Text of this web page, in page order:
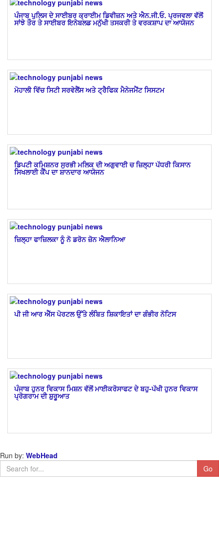
ਪੰਜਾਬ ਪੁਲਿਸ ਦੇ ਸਾਈਬਰ ਕ੍ਰਾਈਮ ਡਿਵੀਜ਼ਨ ਅਤੇ ਐਨ.ਜੀ.ਓ. ਪ੍ਰਜਵਲਾ ਵੱਲੋਂ
ਸਾਂਝੇ ਤੌਰ ਤੇ ਸਾਈਬਰ ਇਨੇਬਲਡ ਮਨੁੱਖੀ ਤਸਕਰੀ ਤੇ ਵਰਕਸ਼ਾਪ ਦਾ ਆਯੋਜਨ
ਮੋਹਾਲੀ ਵਿੱਚ ਸਿਟੀ ਸਰਵੇਲੈਂਸ ਅਤੇ ਟ੍ਰੈਫਿਕ ਮੈਨੇਜਮੈਂਟ ਸਿਸਟਮ
ਡਿਪਟੀ ਕਮਿਸ਼ਨਰ ਸੁਰਭੀ ਮਲਿਕ ਦੀ ਅਗੁਵਾਈ ਚ ਜ਼ਿਲ੍ਹਾ ਪੱਧਰੀ ਕਿਸਾਨ
ਸਿਖਲਾਈ ਕੈਂਪ ਦਾ ਸ਼ਾਨਦਾਰ ਆਯੋਜਨ
ਜ਼ਿਲ੍ਹਾ ਫਾਜ਼ਿਲਕਾ ਨੂੰ ਨੋ ਡਰੋਨ ਜ਼ੋਨ ਐਲਾਨਿਆ
ਪੀ ਜੀ ਆਰ ਐੱਸ ਪੋਰਟਲ ਉੱਤੇ ਲੰਬਿਤ ਸ਼ਿਕਾਇਤਾਂ ਦਾ ਗੰਭੀਰ ਨੋਟਿਸ
ਪੰਜਾਬ ਹੁਨਰ ਵਿਕਾਸ ਮਿਸ਼ਨ ਵੱਲੋਂ ਮਾਈਕਰੋਸਾਫਟ ਦੇ ਬਹੁ-ਪੱਖੀ ਹੁਨਰ ਵਿਕਾਸ
ਪ੍ਰੋਗਰਾਮ ਦੀ ਸ਼ੁਰੂਆਤ
Run by: WebHead